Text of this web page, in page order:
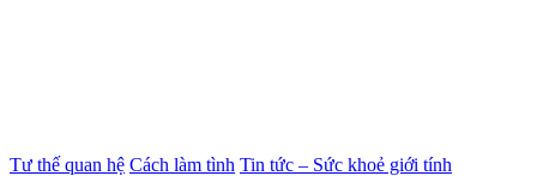
Tư thế quan hệ Cách làm tình Tin tức – Sức khoẻ giới tính